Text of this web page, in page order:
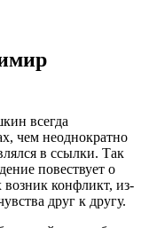
всегда
чем неоднократно
в ссылки. Так
повествует о
конфликт, из-
друг к другу.